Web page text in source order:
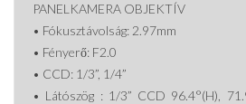
PANELKAMERA OBJEKTÍV
• Fókusztávolság: 2.97mm
• Fényerő: F2.0
• CCD: 1/3”, 1/4”
• Látószög : 1/3” CCD 96.4°(H),